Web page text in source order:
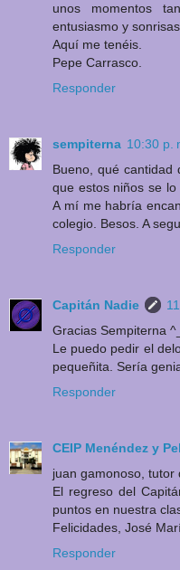
unos momentos
entusiasmo y
Aquí me tenéis.
Pepe Carrasco.
Responder
sempiterna 10:30 p.
Bueno, qué cantidad
que estos niños se
A mí me habría
colegio. Besos. A
Responder
Capitán Nadie
Gracias Sempiterna
Le puedo pedir el
pequeñita. Sería
Responder
CEIP Menéndez y
juan gamonoso, tutor
El regreso del
puntos en nuestra
Felicidades, José
Responder